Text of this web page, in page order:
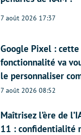
7 août 2026 17:37
Google Pixel :
fonctionnalité va
le personnaliser
7 août 2026 08:52
Maîtrisez l’ère de
11 : confidentialité